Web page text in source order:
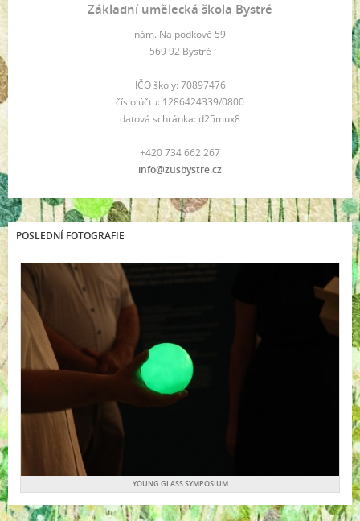
Základní umělecká škola Bystré
nám. Na podkově 59
569 92 Bystré
IČO školy: 70897476
číslo účtu: 1286424339/0800
datová schránka: d25mux8
+420 734 662 267
info@zusbystre.cz
POSLEDNÍ FOTOGRAFIE
YOUNG GLASS SYMPOSIUM